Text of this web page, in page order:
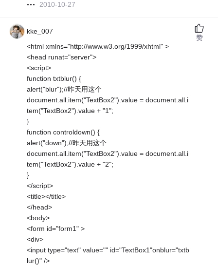
2010-10-27
kke_007
<html xmlns="http://www.w3.org/1999/xhtml" >
<head runat="server">
<script>
function txtblur() {
alert("blur");//昨天用这个
document.all.item("TextBox2").value = document.all.i
tem("TextBox2").value + "1";
}
function controldown() {
alert("down");//昨天用这个
document.all.item("TextBox2").value = document.all.i
tem("TextBox2").value + "2";
}
</script>
<title></title>
</head>
<body>
<form id="form1" >
<div>
<input type="text" value="" id="TextBox1"onblur="txtb
lur()" />
赞